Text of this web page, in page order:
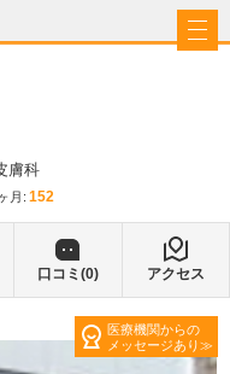
膚科
月: 152
口コミ(0) アクセス
医療機関からの
メッセージあり